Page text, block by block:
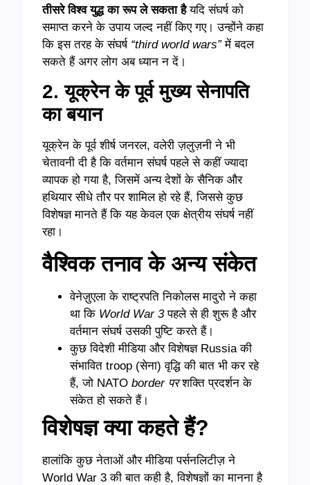
तीसरे विश्व युद्ध का रूप ले सकता हैयदि संघर्ष को
समाप्त करने के उपाय जल्द नहीं किए गए। उन्होंने कहा
कि इस तरह के संघर्ष “third world wars”में बदल
सकते हैं अगर लोग अब ध्यान न दें।
2. यूक्रेन के पूर्व मुख्य सेनापति
का बयान
यूक्रेन के पूर्व शीर्ष जनरल, वलेरी ज़लुज़नी ने भी
चेतावनी दी है कि वर्तमान संघर्ष पहले से कहीं ज्यादा
व्यापक हो गया है, जिसमें अन्य देशों के सैनिक और
हथियार सीधे तौर पर शामिल हो रहे हैं, जिससे कुछ
विशेषज्ञ मानते हैं कि यह केवल एक क्षेत्रीय संघर्ष नहीं
रहा।
वैश्विक तनाव के अन्य संकेत
वेनेज़ुएला के राष्ट्रपति निकोलस मादुरो ने कहा
था कि World War 3पहले से ही शुरू है और
वर्तमान संघर्ष उसकी पुष्टि करते हैं।
कुछ विदेशी मीडिया और विशेषज्ञ Russia की
संभावित troop (सेना) वृद्धि की बात भी कर रहे
हैं, जो NATO border परशक्ति प्रदर्शन के
संकेत हो सकते हैं।
विशेषज्ञ क्या कहते हैं?
हालांकि कुछ नेताओं और मीडिया पर्सनलिटीज़ ने
World War 3 की बात कही है, विशेषज्ञों का मानना है